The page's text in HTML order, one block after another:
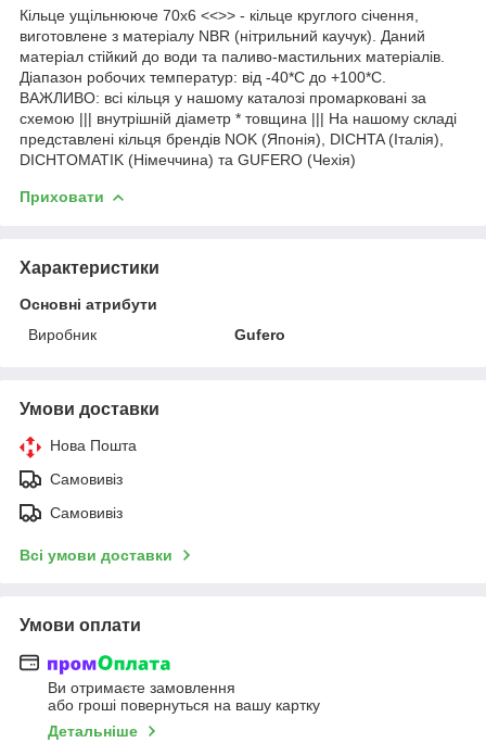
Кільце ущільнююче 70х6 <<>> - кільце круглого січення,
виготовлене з матеріалу NBR (нітрильний каучук). Даний
матеріал стійкий до води та паливо-мастильних матеріалів.
Діапазон робочих температур: від -40*С до +100*С.
ВАЖЛИВО: всі кільця у нашому каталозі промарковані за
схемою ||| внутрішній діаметр * товщина ||| На нашому складі
представлені кільця брендів NOK (Японія), DICHTA (Італія),
DICHTOMATIK (Німеччина) та GUFERO (Чехія)
Приховати
Характеристики
Основні атрибути
Виробник
Gufero
Умови доставки
Нова Пошта
Самовивіз
Самовивіз
Всі умови доставки
Умови оплати
Ви отримаєте замовлення
або гроші повернуться на вашу картку
Детальніше